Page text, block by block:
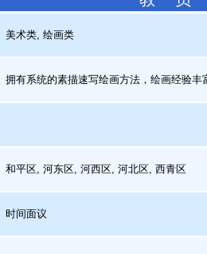
美术类, 绘画类
拥有系统的素描速写绘画方法，绘画经验丰
和平区, 河东区, 河西区, 河北区, 西青区
时间面议